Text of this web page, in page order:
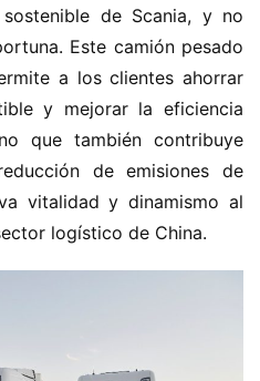
de Scania, y no
Este camión pesado
a los clientes ahorrar
y mejorar la eficiencia
que también contribuye
de emisiones de
vitalidad y dinamismo al
logístico de China.